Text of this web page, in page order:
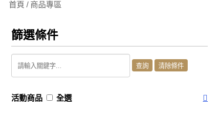
首頁 / 商品專區
篩選條件
活動商品 全選